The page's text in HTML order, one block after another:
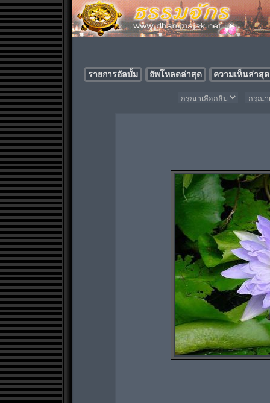
รายการอัลบั้ม อัพโหลดล่าสุด ความเห็นล่าสุด